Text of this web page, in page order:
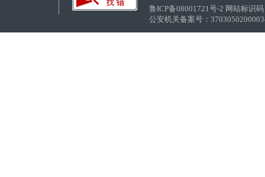
鲁ICP备08001721号-2 网站标识
公安机关备案号：